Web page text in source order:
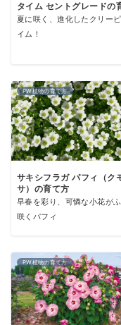
タイム セントグレードの
夏に咲く、進化したクリー
イム！
PW植物の育て方
サキシフラガ パフィ（ク
サ）の育て方
早春を彩り、可憐な小花が
咲くパフィ
PW植物の育て方